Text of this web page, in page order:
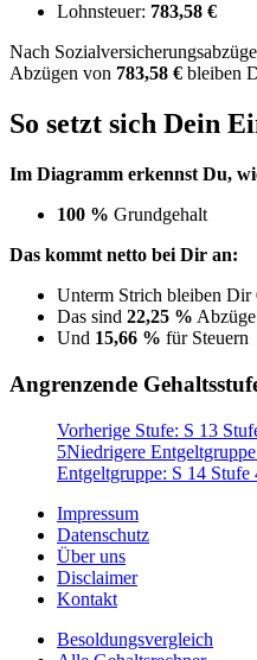
Lohnsteuer: 783,58 €
Nach
Abzügen von 783,58 € bleiben
So setzt sich Dein
Im Diagramm erkennst Du,
100 % Grundgehalt
Das kommt netto bei Dir an:
Unterm Strich bleiben Dir
Das sind 22,25 %
Und 15,66 % für Steuern
Angrenzende
Vorherige Stufe: S 13
5Niedrigere
Entgeltgruppe: S 14 Stufe
Impressum
Datenschutz
Über uns
Disclaimer
Kontakt
Besoldungsvergleich